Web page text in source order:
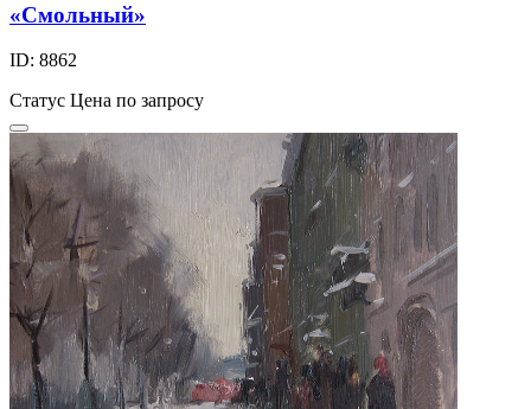
«Смольный»
ID: 8862
Статус Цена по запросу